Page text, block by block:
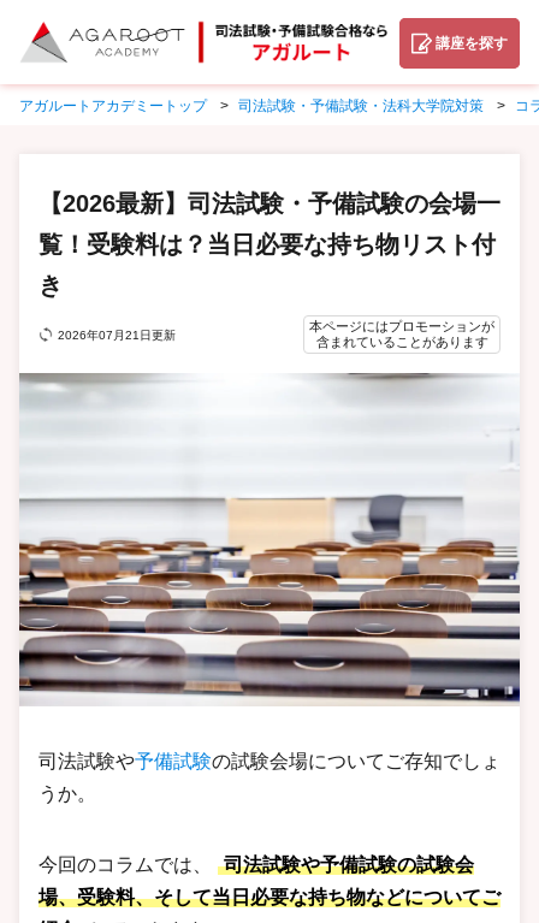
講座を探す
アガルートアカデミートップ 司法試験・予備試験・法科大学院対策 コ
【2026最新】司法試験・予備試験の会場一
覧！受験料は？当日必要な持ち物リスト付
き
2026年07月21日更新
本ページにはプロモーションが
含まれていることがあります
司法試験や予備試験の試験会場についてご存知でしょ
うか。
今回のコラムでは、
司法試験や予備試験の試験会
場、受験料、そして当日必要な持ち物などについてご